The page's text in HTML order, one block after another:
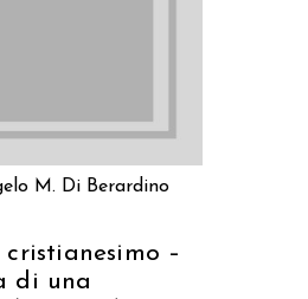
M. Di Berardino
–
di una